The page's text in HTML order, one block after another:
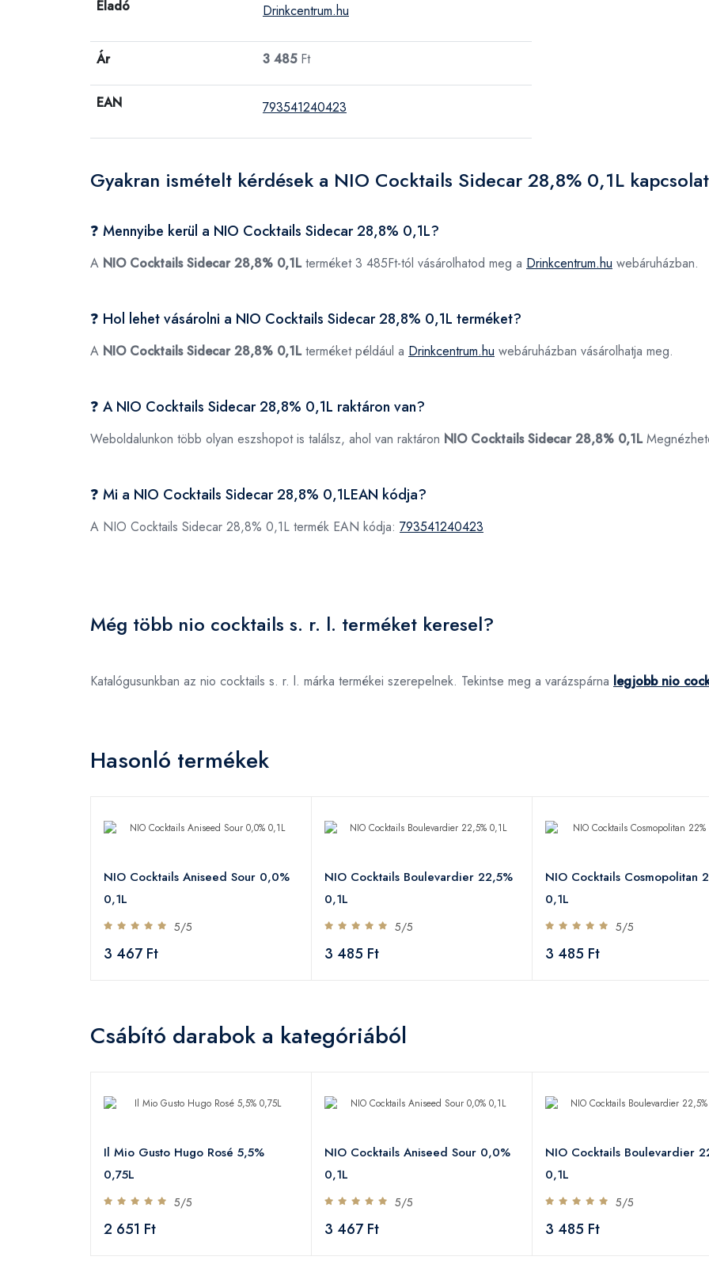
Eladó Drinkcentrum.hu
Ár 3 485Ft
EAN 793541240423
Gyakran ismételt kérdések a NIO Cocktails Sidecar 28,8% 0,1L
❓ Mennyibe kerül a NIO Cocktails Sidecar 28,8% 0,1L?
A NIO Cocktails Sidecar 28,8% 0,1Lterméket 3 485Ft-tól vásárolhatod meg a Drinkcentrum.hu webáruházban.
❓ Hol lehet vásárolni a NIO Cocktails Sidecar 28,8% 0,1L terméket?
A NIO Cocktails Sidecar 28,8% 0,1Lterméket például a Drinkcentrum.hu webáruházban vásárolhatja meg.
❓ A NIO Cocktails Sidecar 28,8% 0,1L raktáron van?
Weboldalunkon több olyan eszshopot is találsz, ahol van raktáron NIO Cocktails Sidecar 28,8% 0,1L
❓ Mi a NIO Cocktails Sidecar 28,8% 0,1LEAN kódja?
A NIO Cocktails Sidecar 28,8% 0,1L termék EAN kódja: 793541240423
Még több nio cocktails s. r. l. terméket keresel?
Katalógusunkban az nio cocktails s. r. l. márka termékei szerepelnek. Tekintse meg a varázspárna legjobb nio
Hasonló termékek
NIO Cocktails Aniseed Sour 0,0%
0,1L
5/5
3 467 Ft
NIO Cocktails Boulevardier 22,5%
0,1L
5/5
3 485 Ft
NIO Cocktails Cosmopolitan
0,1L
5/5
3 485 Ft
Csábító darabok a kategóriából
Il Mio Gusto Hugo Rosé 5,5%
0,75L
5/5
2 651 Ft
NIO Cocktails Aniseed Sour 0,0%
0,1L
5/5
3 467 Ft
NIO Cocktails Boulevardier
0,1L
5/5
3 485 Ft